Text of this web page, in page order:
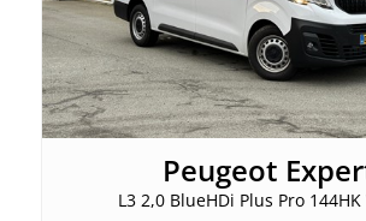
Peugeot
L3 2,0 BlueHDi Plus Pro 144HK